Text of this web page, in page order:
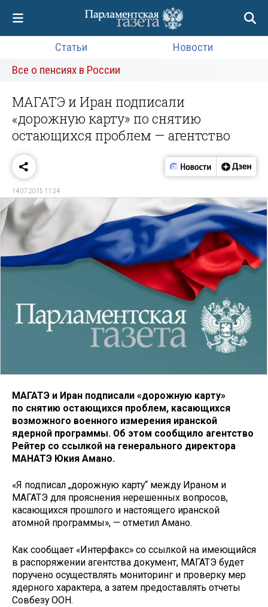
Статьи
Новости
Все о пенсиях в России
МАГАТЭ и Иран подписали
«дорожную карту» по снятию
остающихся проблем — агентство
14.07.2015 11:24
МАГАТЭ и Иран подписали «дорожную карту»
по снятию остающихся проблем, касающихся
возможного военного измерения иранской
ядерной программы. Об этом сообщило агентство
Рейтер со ссылкой на генерального директора
МАНАТЭ Юкия Амано.
«Я подписал „дорожную карту“ между Ираном и
МАГАТЭ для прояснения нерешенных вопросов,
касающихся прошлого и настоящего иранской
атомной программы», — отметил Амано.
Как сообщает «Интерфакс» со ссылкой на имеющийся
в распоряжении агентства документ, МАГАТЭ будет
поручено осуществлять мониторинг и проверку мер
ядерного характера, а затем предоставлять отчеты
Совбезу ООН.